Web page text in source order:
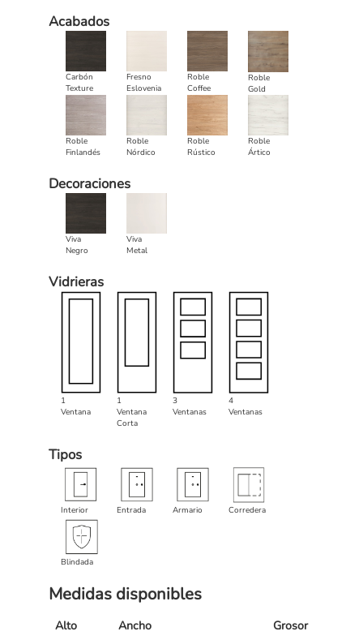
Acabados
Carbón
Texture
Fresno
Eslovenia
Roble
Coffee
Roble
Gold
Roble
Finlandés
Roble
Nórdico
Roble
Rústico
Roble
Ártico
Decoraciones
Viva
Negro
Viva
Metal
Vidrieras
1
Ventana
1
Ventana
Corta
3
Ventanas
4
Ventanas
Tipos
Interior Entrada Armario Corredera
Blindada
Medidas disponibles
Alto Ancho Grosor